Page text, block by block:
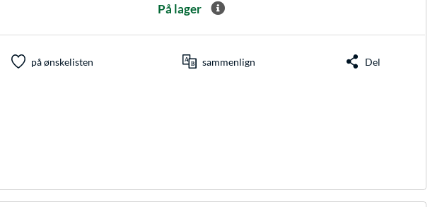
På lager
på ønskelisten sammenlign Del